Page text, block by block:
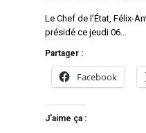
Le Chef de l’État, Félix-
présidé ce jeudi 06…
Partager :
Facebook
J’aime ça :